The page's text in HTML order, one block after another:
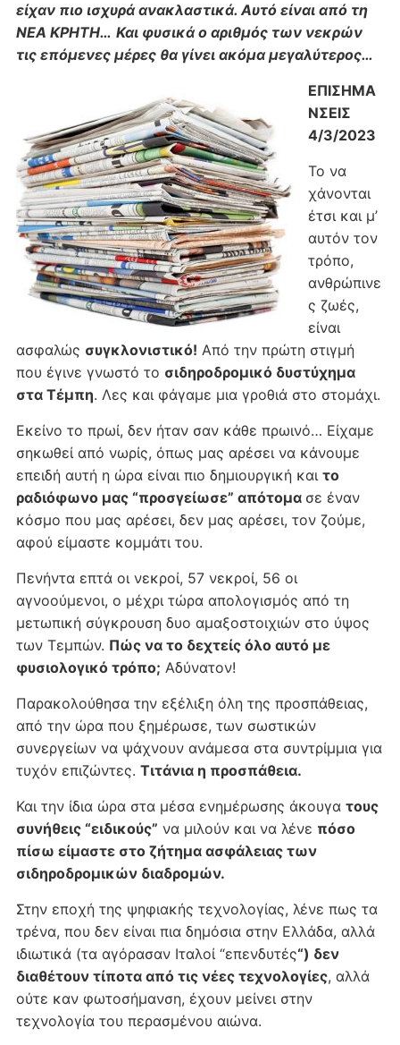
είχαν πιο ισχυρά ανακλαστικά. Αυτό είναι από τη
ΝΕΑ ΚΡΗΤΗ… Και φυσικά ο αριθμός των νεκρών
τις επόμενες μέρες θα γίνει ακόμα μεγαλύτερος…
ΕΠΙΣΗΜΑ
ΝΣΕΙΣ
4/3/2023
Το να
χάνονται
έτσι και μ’
αυτόν τον
τρόπο,
ανθρώπινε
ς ζωές,
είναι
ασφαλώς συγκλονιστικό! Από την πρώτη στιγμή
που έγινε γνωστό το σιδηροδρομικό δυστύχημα
στα Τέμπη. Λες και φάγαμε μια γροθιά στο στομάχι.
Εκείνο το πρωί, δεν ήταν σαν κάθε πρωινό… Είχαμε
σηκωθεί από νωρίς, όπως μας αρέσει να κάνουμε
επειδή αυτή η ώρα είναι πιο δημιουργική και το
ραδιόφωνο μας “προσγείωσε” απότομα σε έναν
κόσμο που μας αρέσει, δεν μας αρέσει, τον ζούμε,
αφού είμαστε κομμάτι του.
Πενήντα επτά οι νεκροί, 57 νεκροί, 56 οι
αγνοούμενοι, ο μέχρι τώρα απολογισμός από τη
μετωπική σύγκρουση δυο αμαξοστοιχιών στο ύψος
των Τεμπών. Πώς να το δεχτείς όλο αυτό με
φυσιολογικό τρόπο; Αδύνατον!
Παρακολούθησα την εξέλιξη όλη της προσπάθειας,
από την ώρα που ξημέρωσε, των σωστικών
συνεργείων να ψάχνουν ανάμεσα στα συντρίμμια για
τυχόν επιζώντες. Τιτάνια η προσπάθεια.
Και την ίδια ώρα στα μέσα ενημέρωσης άκουγα τους
συνήθεις “ειδικούς” να μιλούν και να λένε πόσο
πίσω είμαστε στο ζήτημα ασφάλειας των
σιδηροδρομικών διαδρομών.
Στην εποχή της ψηφιακής τεχνολογίας, λένε πως τα
τρένα, που δεν είναι πια δημόσια στην Ελλάδα, αλλά
ιδιωτικά (τα αγόρασαν Ιταλοί “επενδυτές“) δεν
διαθέτουν τίποτα από τις νέες τεχνολογίες, αλλά
ούτε καν φωτοσήμανση, έχουν μείνει στην
τεχνολογία του περασμένου αιώνα.